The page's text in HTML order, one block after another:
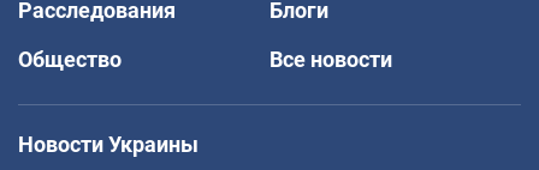
Расследования
Блоги
Общество
Все новости
Новости Украины